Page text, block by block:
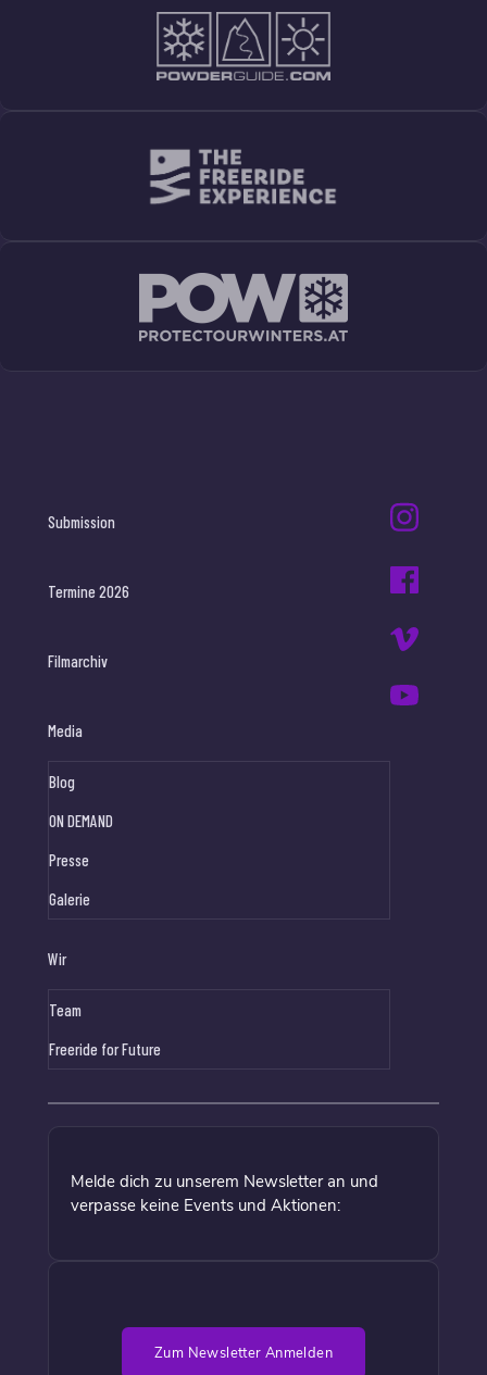
Submission
Termine 2026
Filmarchiv
Media
Blog
ON DEMAND
Presse
Galerie
Wir
Team
Freeride for Future
Melde dich zu unserem Newsletter an und
verpasse keine Events und Aktionen:
Zum Newsletter Anmelden